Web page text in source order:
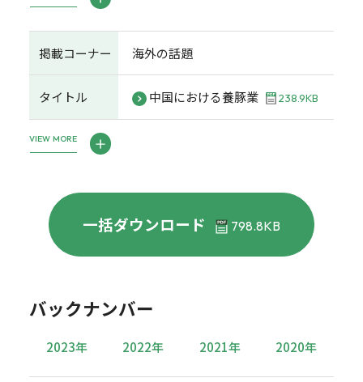
掲載コーナー 海外の話題
タイトル 中国における養豚業 238.9KB
VIEW MORE
一括ダウンロード 798.8KB
バックナンバー
2023年 2022年 2021年 2020年